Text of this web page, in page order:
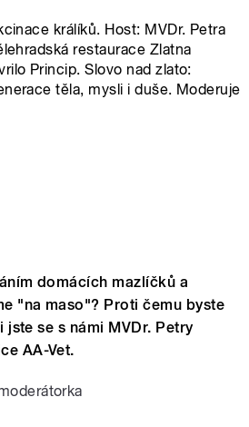
králíků. Host: MVDr. Petra
restaurace Zlatna
Princip. Slovo nad zlato:
těla, mysli i duše. Moderuje
domácích mazlíčků a
"na maso"? Proti čemu byste
se s námi MVDr. Petry
AA-Vet.